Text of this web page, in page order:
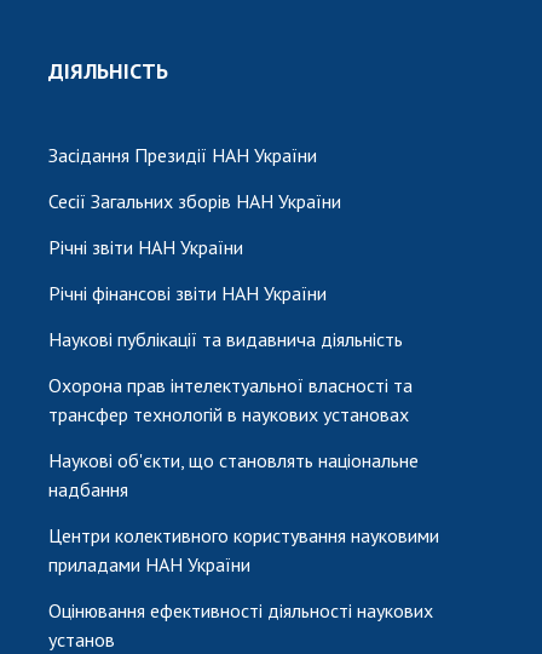
ДІЯЛЬНІСТЬ
Засідання Президії НАН України
Сесії Загальних зборів НАН України
Річні звіти НАН України
Річні фінансові звіти НАН України
Наукові публікації та видавнича діяльність
Охорона прав інтелектуальної власності та
трансфер технологій в наукових установах
Наукові об'єкти, що становлять національне
надбання
Центри колективного користування науковими
приладами НАН України
Оцінювання ефективності діяльності наукових
установ